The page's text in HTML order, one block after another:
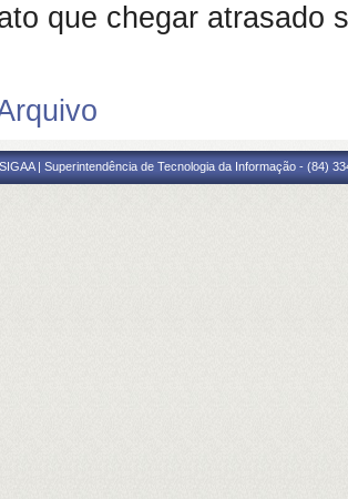
que chegar atrasado
SIGAA | Superintendência de Tecnologia da Informação - (84)